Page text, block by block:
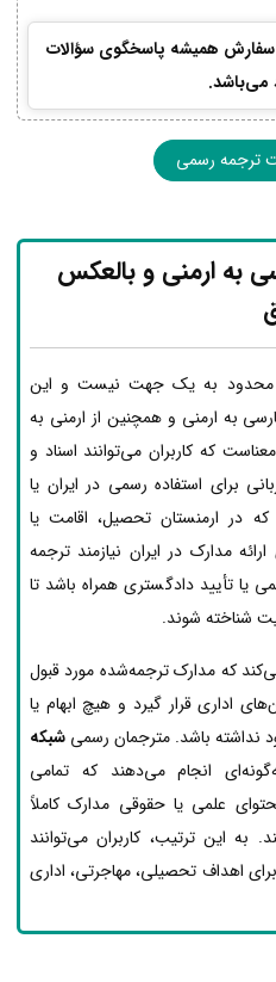
همیشه پاسخگوی سؤالات
می‌باشد.
ترجمه رسمی
به ارمنی و بالعکس
محدود به یک جهت نیست و این
به ارمنی و همچنین از ارمنی به
که کاربران می‌توانند اسناد و
برای استفاده رسمی در ایران یا
که در ارمنستان تحصیل، اقامت یا
مدارک در ایران نیازمند ترجمه
یا تأیید دادگستری همراه باشد تا
شناخته شوند.
که مدارک ترجمه‌شده مورد قبول
اداری قرار گیرد و هیچ ابهام یا
نداشته باشد. مترجمان رسمی شبکه
انجام می‌دهند که تمامی
علمی یا حقوقی مدارک کاملاً
به این ترتیب، کاربران می‌توانند
اهداف تحصیلی، مهاجرتی، اداری